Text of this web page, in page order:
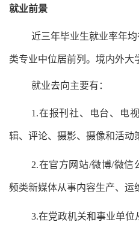
就业前景
近三年毕业生就业率年均
类专业中位居前列。境内外大
就业去向主要有：
1.在报刊社、电台、电
辑、评论、摄影、摄像和活动
2.在官方网站/微博/微信
频类新媒体从事内容生产、运
3.在党政机关和事业单位